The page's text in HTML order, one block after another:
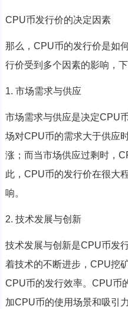
CPU币发行价的决定因素
那么，CPU币的发行价是如
行价受到多个因素的影响，
1. 市场需求与供应
市场需求与供应是决定CPU
场对CPU币的需求大于供应
涨；而当市场供应过剩时，
此，CPU币的发行价在很大
响。
2. 技术发展与创新
技术发展与创新是CPU币发
着技术的不断进步，CPU挖
CPU币的发行效率。CPU币
加CPU币的使用场景和吸引